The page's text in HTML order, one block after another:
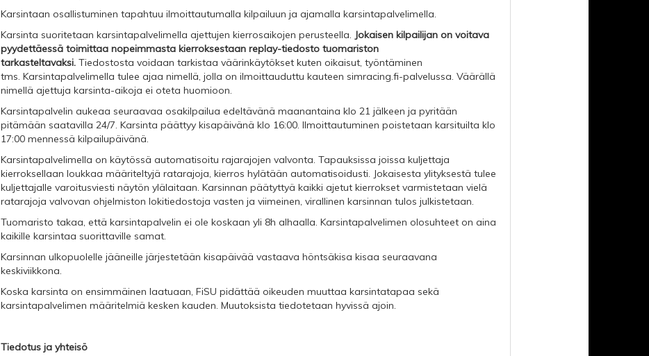
Karsintaan osallistuminen tapahtuu ilmoittautumalla kilpailuun ja ajamalla karsintapalvelimella.
Karsinta suoritetaan karsintapalvelimella ajettujen kierrosaikojen perusteella. Jokaisen kilpailijan on voitava
pyydettäessä toimittaa nopeimmasta kierroksestaan replay-tiedosto tuomariston
tarkasteltavaksi.Tiedostosta voidaan tarkistaa väärinkäytökset kuten oikaisut, työntäminen
tms. Karsintapalvelimella tulee ajaa nimellä, jolla on ilmoittauduttu kauteen simracing.fi-palvelussa. Väärällä
nimellä ajettuja karsinta-aikoja ei oteta huomioon.
Karsintapalvelin aukeaa seuraavaa osakilpailua edeltävänä maanantaina klo 21 jälkeen ja pyritään
pitämään saatavilla 24/7. Karsinta päättyy kisapäivänä klo 16:00. Ilmoittautuminen poistetaan karsituilta klo
17:00 mennessä kilpailupäivänä.
Karsintapalvelimella on käytössä automatisoitu rajarajojen valvonta. Tapauksissa joissa kuljettaja
kierroksellaan loukkaa määriteltyjä ratarajoja, kierros hylätään automatisoidusti. Jokaisesta ylityksestä tulee
kuljettajalle varoitusviesti näytön ylälaitaan. Karsinnan päätyttyä kaikki ajetut kierrokset varmistetaan vielä
ratarajoja valvovan ohjelmiston lokitiedostoja vasten ja viimeinen, virallinen karsinnan tulos julkistetaan.
Tuomaristo takaa, että karsintapalvelin ei ole koskaan yli 8h alhaalla. Karsintapalvelimen olosuhteet on aina
kaikille karsintaa suorittaville samat.
Karsinnan ulkopuolelle jääneille järjestetään kisapäivää vastaava höntsäkisa kisaa seuraavana
keskiviikkona.
Koska karsinta on ensimmäinen laatuaan, FiSU pidättää oikeuden muuttaa karsintatapaa sekä
karsintapalvelimen määritelmiä kesken kauden. Muutoksista tiedotetaan hyvissä ajoin.
Tiedotus ja yhteisö